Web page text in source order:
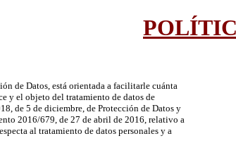
de Datos, está orientada a facilitarle cuánta
y el objeto del tratamiento de datos de
de 5 de diciembre, de Protección de Datos y
2016/679, de 27 de abril de 2016, relativo a
al tratamiento de datos personales y a